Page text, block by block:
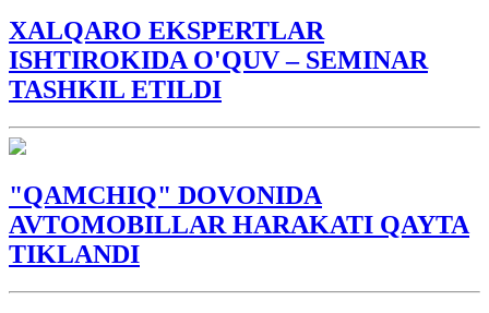
XALQARO EKSPERTLAR
ISHTIROKIDA O'QUV – SEMINAR
TASHKIL ETILDI
"QAMCHIQ" DOVONIDA
AVTOMOBILLAR HARAKATI QAYTA
TIKLANDI